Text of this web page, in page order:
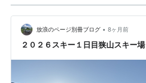
放浪のページ別冊ブログ • 8ヶ月前
２０２６スキー１日目狭山スキー場